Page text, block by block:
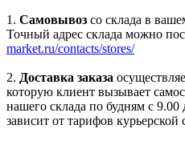
1. Самовывоз со склада в
Точный адрес склада можно
market.ru/contacts/stores/
2. Доставка заказа
которую клиент вызывает
нашего склада по будням с
зависит от тарифов